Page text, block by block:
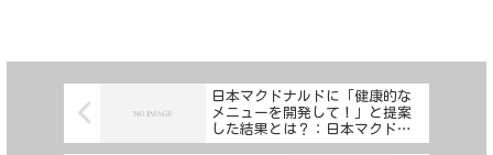
日本マクドナルドに「健康的な
メニューを開発して！」と提案
した結果とは？：日本マクドナ
ルドに関する銀鮒の里の本音